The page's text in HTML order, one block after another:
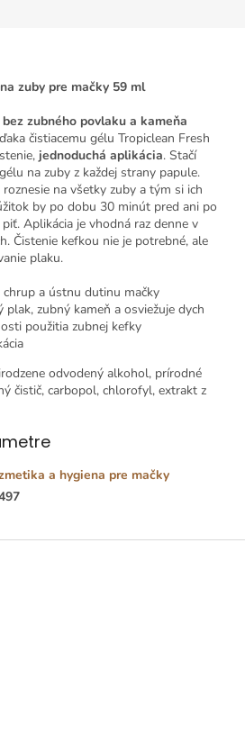
zuby pre mačky 59 ml
zubného povlaku a kameňa
čistiacemu gélu Tropiclean Fresh
jednoduchá aplikácia. Stačí
na zuby z každej strany papule.
na všetky zuby a tým si ich
by po dobu 30 minút pred ani po
Aplikácia je vhodná raz denne v
Čistenie kefkou nie je potrebné, ale
plaku.
chrup a ústnu dutinu mačky
plak, zubný kameň a osviežuje dych
použitia zubnej kefky
odvodený alkohol, prírodné
čistič, carbopol, chlorofyl, extrakt z
a hygiena pre mačky